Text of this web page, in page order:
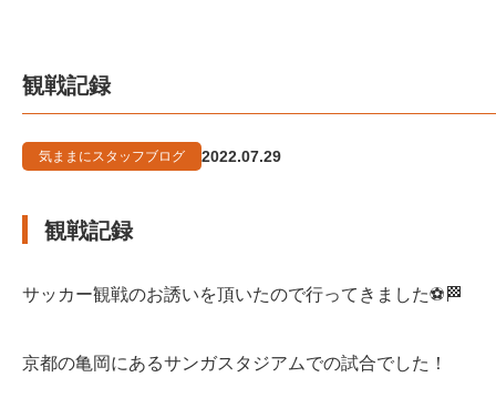
観戦記録
気ままにスタッフブログ 2022.07.29
観戦記録
サッカー観戦のお誘いを頂いたので行ってきました⚽🏁
京都の亀岡にあるサンガスタジアムでの試合でした！